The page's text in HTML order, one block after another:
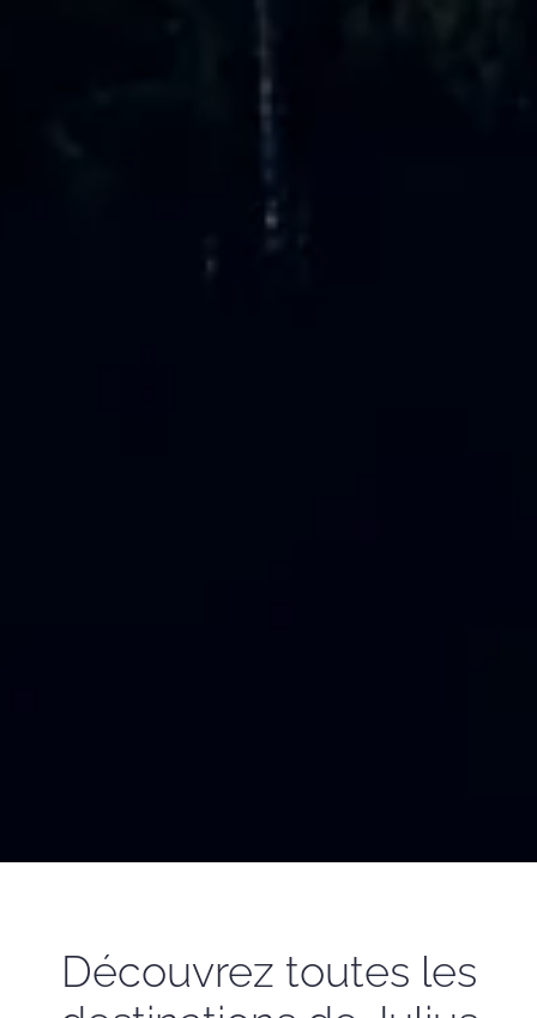
Découvrez toutes les